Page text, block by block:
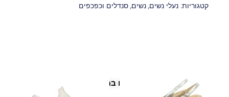
קטגוריות: נעלי נשים, נשים, סנדלים וכפכפים
פריטים נוספים במיוחד בשבילך